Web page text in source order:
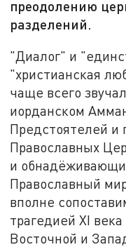
преодолению
разделений.
"Диалог" и
"христианская
чаще всего
иорданском
Предстоятелей и
Православных
и
Православный
вполне
трагедией XI
Восточной и